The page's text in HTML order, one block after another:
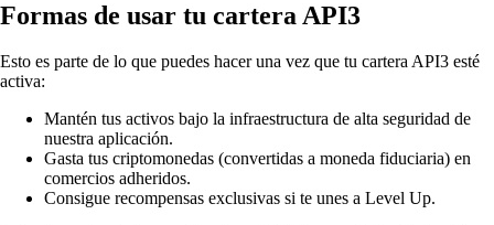
Formas de usar tu cartera API3
Esto es parte de lo que puedes hacer una vez que tu cartera API3 esté
activa:
Mantén tus activos bajo la infraestructura de alta seguridad de
nuestra aplicación.
Gasta tus criptomonedas (convertidas a moneda fiduciaria) en
comercios adheridos.
Consigue recompensas exclusivas si te unes a Level Up.